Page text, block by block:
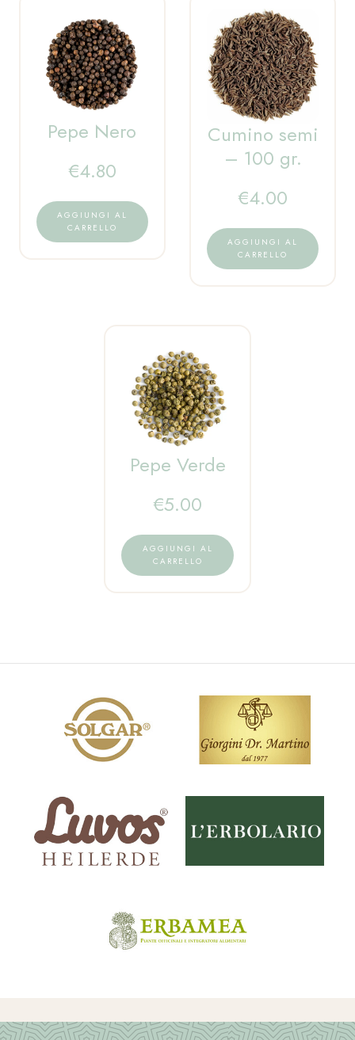
Pepe Nero
€4.80
AGGIUNGI AL
CARRELLO
Cumino semi
– 100 gr.
€4.00
AGGIUNGI AL
CARRELLO
Pepe Verde
€5.00
AGGIUNGI AL
CARRELLO